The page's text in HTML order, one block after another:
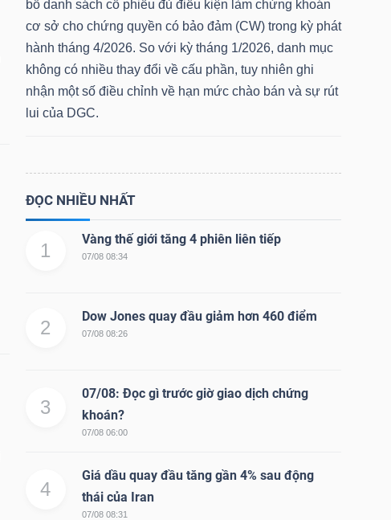
bố danh sách cổ phiếu đủ điều kiện làm chứng khoán
cơ sở cho chứng quyền có bảo đảm (CW) trong kỳ phát
hành tháng 4/2026. So với kỳ tháng 1/2026, danh mục
không có nhiều thay đổi về cấu phần, tuy nhiên ghi
nhận một số điều chỉnh về hạn mức chào bán và sự rút
lui của DGC.
ĐỌC NHIỀU NHẤT
1
Vàng thế giới tăng 4 phiên liên tiếp
07/08 08:34
2
Dow Jones quay đầu giảm hơn 460 điểm
07/08 08:26
3
07/08: Đọc gì trước giờ giao dịch chứng
khoán?
07/08 06:00
4
Giá dầu quay đầu tăng gần 4% sau động
thái của Iran
07/08 08:31